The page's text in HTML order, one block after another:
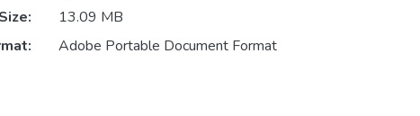
Size:
13.09 MB
Adobe Portable Document Format